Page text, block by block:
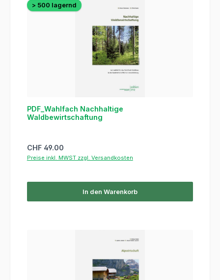
> 500 lagernd
PDF_Wahlfach Nachhaltige
Waldbewirtschaftung
Regulärer Preis:
CHF 49.00
Preise inkl. MWST zzgl. Versandkosten
In den Warenkorb